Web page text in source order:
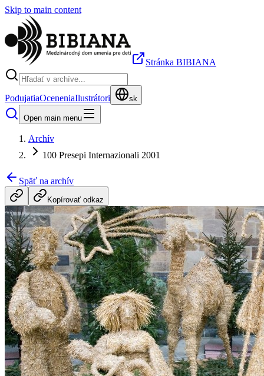
Skip to main content
Stránka BIBIANA
PodujatiaOceneniaIlustrátori sk
Open main menu
Archív
100 Presepi Internazionali 2001
Späť na archív
Kopírovať odkaz